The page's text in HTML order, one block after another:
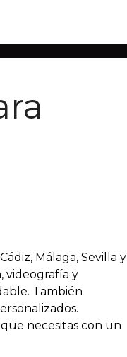
Málaga, Sevilla y
videografía y
También
necesitas con un